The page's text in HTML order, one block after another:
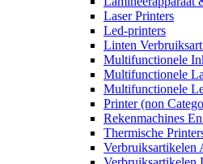
Laser Printers
Led-printers
Linten
Multifunctionele
Multifunctionele
Multifunctionele
Printer (non
Rekenmachines
Thermische
Verbruiksartikelen